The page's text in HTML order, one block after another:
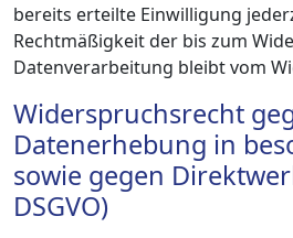
bereits erteilte Einwilligung
Rechtmäßigkeit der bis zum
Datenverarbeitung bleibt vom
Widerspruchsrecht
Datenerhebung in
sowie gegen
DSGVO)